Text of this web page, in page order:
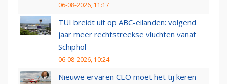
06-08-2026, 11:17
TUI breidt uit op ABC-eilanden: volgend
jaar meer rechtstreekse vluchten vanaf
Schiphol
06-08-2026, 10:24
Nieuwe ervaren CEO moet het tij keren